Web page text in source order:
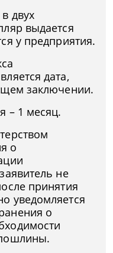
двух
выдается
у предприятия.
дата,
заключении.
– 1 месяц.
о
не
принятия
уведомляется
о